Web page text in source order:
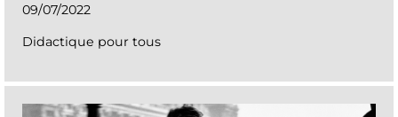
09/07/2022
Didactique pour tous